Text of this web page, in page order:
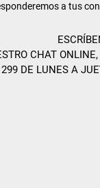
a tus
CHAT ONLINE,
DE LUNES A